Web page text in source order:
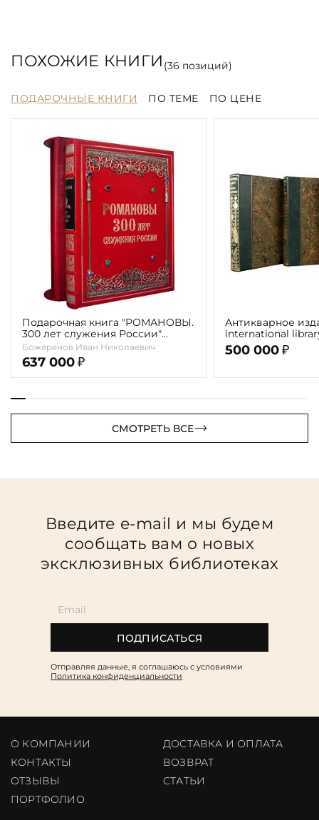
ПОХОЖИЕ КНИГИ (36 позиций)
ПОДАРОЧНЫЕ КНИГИ ПО ТЕМЕ ПО ЦЕНЕ
Подарочная книга "РОМАНОВЫ.
300 лет служения России"
Экземпляр № 09 ППМ.17.024
Божерянов Иван Николаевич
637 000 ₽
Антикварное
international
literature" 1898 г.
500 000 ₽
СМОТРЕТЬ ВСЕ
Введите e-mail и мы будем
сообщать вам о новых
эксклюзивных библиотеках
ПОДПИСАТЬСЯ
Отправляя данные, я соглашаюсь c условиями
Политика конфиденциальности
О КОМПАНИИ
ДОСТАВКА И ОПЛАТА
КОНТАКТЫ
ВОЗВРАТ
ОТЗЫВЫ
CТАТЬИ
ПОРТФОЛИО